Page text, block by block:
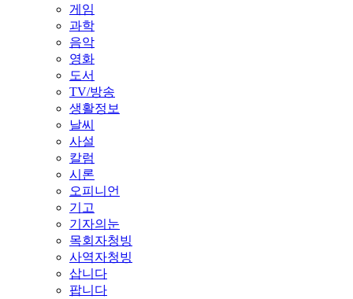
게임
과학
음악
영화
도서
TV/방송
생활정보
날씨
사설
칼럼
시론
오피니언
기고
기자의눈
목회자청빙
사역자청빙
삽니다
팝니다